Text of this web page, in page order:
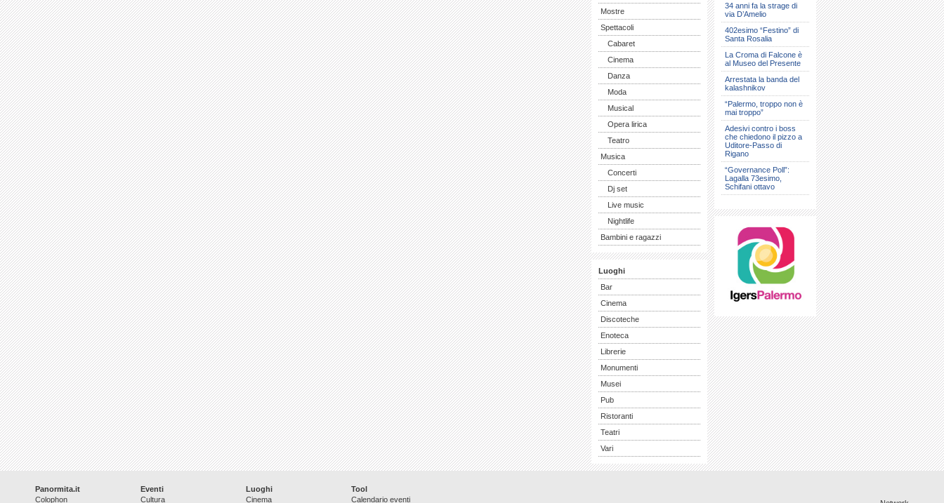
Mostre
Spettacoli
Cabaret
Cinema
Danza
Moda
Musical
Opera lirica
Teatro
Musica
Concerti
Dj set
Live music
Nightlife
Bambini e ragazzi
Luoghi
Bar
Cinema
Discoteche
Enoteca
Librerie
Monumenti
Musei
Pub
Ristoranti
Teatri
Vari
34 anni fa la strage di
via D’Amelio
402esimo “Festino” di
Santa Rosalia
La Croma di Falcone è
al Museo del Presente
Arrestata la banda del
kalashnikov
“Palermo, troppo non è
mai troppo”
Adesivi contro i boss
che chiedono il pizzo a
Uditore-Passo di
Rigano
“Governance Poll”:
Lagalla 73esimo,
Schifani ottavo
Panormita.it
Colophon
Eventi
Cultura
Luoghi
Cinema
Tool
Calendario eventi